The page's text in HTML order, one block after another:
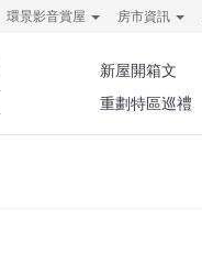
環景影音賞屋 房市資訊
新屋開箱文
重劃特區巡禮